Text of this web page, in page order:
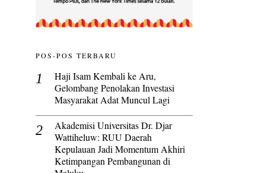
POS-POS TERBARU
Haji Isam Kembali ke Aru,
Gelombang Penolakan Investasi
Masyarakat Adat Muncul Lagi
Akademisi Universitas Dr. Djar
Wattiheluw: RUU Daerah
Kepulauan Jadi Momentum Akhiri
Ketimpangan Pembangunan di